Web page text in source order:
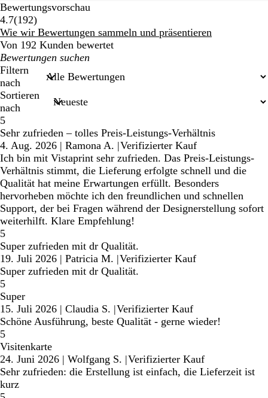
Bewertungsvorschau
4.7(192192
Bewertungen
)
Wie wir Bewertungen sammeln und präsentieren
Von 192 Kunden bewertet
Meine
Sucheingaben
Filtern
nach
Sortieren
nach
5
Sehr zufrieden – tolles Preis-Leistungs-Verhältnis
4. Aug. 2026 | Ramona A. |Verifizierter Kauf
Ich bin mit Vistaprint sehr zufrieden. Das Preis-Leistungs-
Verhältnis stimmt, die Lieferung erfolgte schnell und die
Qualität hat meine Erwartungen erfüllt. Besonders
hervorheben möchte ich den freundlichen und schnellen
Support, der bei Fragen während der Designerstellung sofort
weiterhilft. Klare Empfehlung!
5
Super zufrieden mit dr Qualität.
19. Juli 2026 | Patricia M. |Verifizierter Kauf
Super zufrieden mit dr Qualität.
5
Super
15. Juli 2026 | Claudia S. |Verifizierter Kauf
Schöne Ausführung, beste Qualität - gerne wieder!
5
Visitenkarte
24. Juni 2026 | Wolfgang S. |Verifizierter Kauf
Sehr zufrieden: die Erstellung ist einfach, die Lieferzeit ist
kurz